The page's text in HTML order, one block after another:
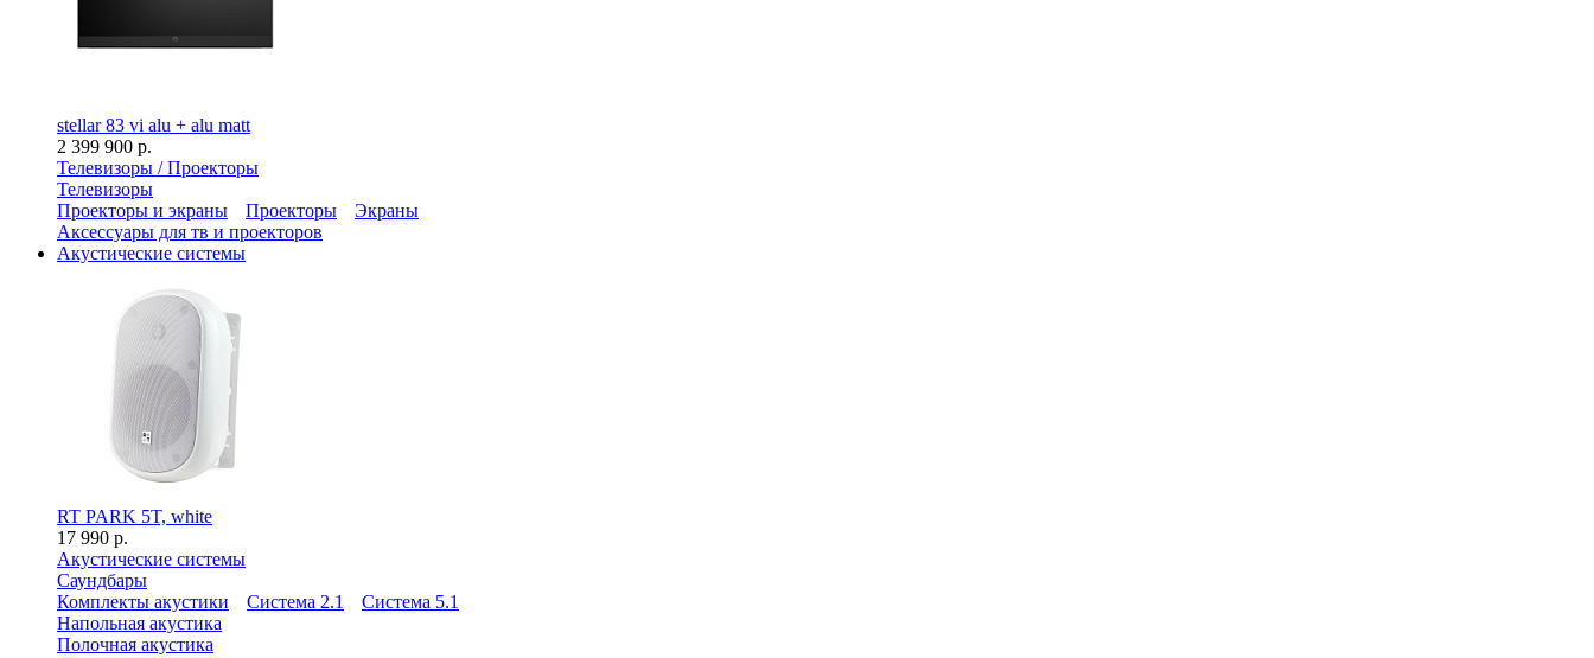
stellar 83 vi alu + alu matt
2 399 900 р.
Телевизоры / Проекторы
Телевизоры
Проекторы и экраны
Проекторы
Экраны
Аксессуары для тв и проекторов
Акустические системы
RT PARK 5T, white
17 990 р.
Акустические системы
Саундбары
Комплекты акустики
Система 2.1
Система 5.1
Напольная акустика
Полочная акустика